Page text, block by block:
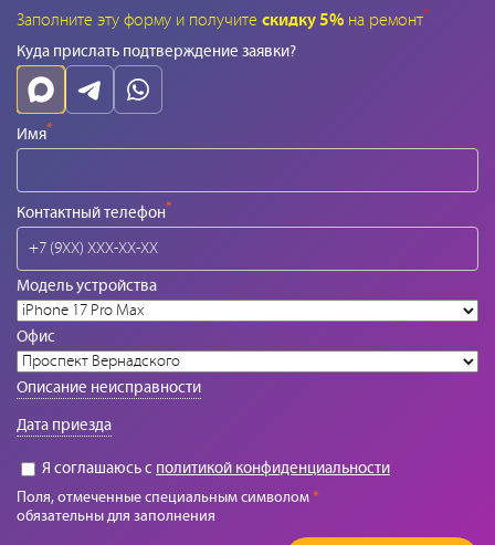
Заполните эту форму и получите скидку 5% на ремонт*
Куда прислать подтверждение заявки?
Имя*
Контактный телефон*
Модель устройства
Офис
Описание неисправности
Дата приезда
Я соглашаюсь с политикой конфиденциальности
Поля, отмеченные специальным символом*
обязательны для заполнения